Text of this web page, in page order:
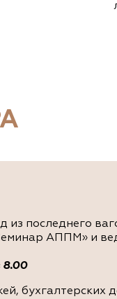
из последнего
АППМ» и
8.00
бухгалтерских